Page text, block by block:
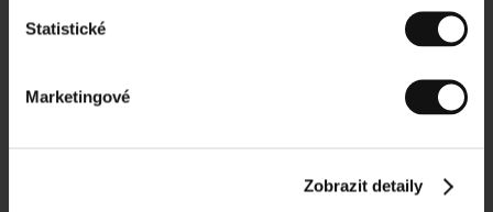
Statistické
Marketingové
Zobrazit detaily